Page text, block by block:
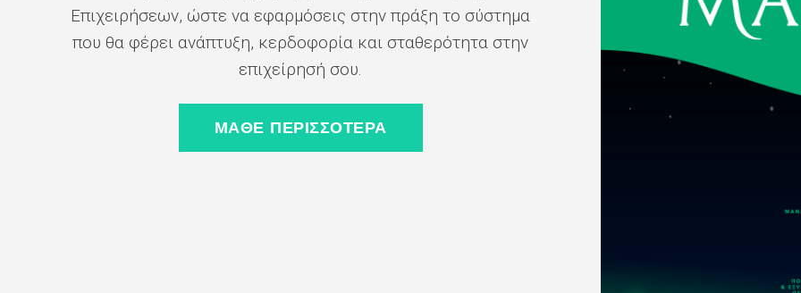
Επιχειρήσεων, ώστε να εφαρμόσεις στην πράξη το σύστημα
που θα φέρει ανάπτυξη, κερδοφορία και σταθερότητα στην
επιχείρησή σου.
ΜΑΘΕ ΠΕΡΙΣΣΟΤΕΡΑ